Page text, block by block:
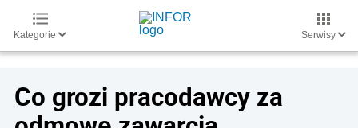
Kategorie Serwisy
Co grozi pracodawcy za